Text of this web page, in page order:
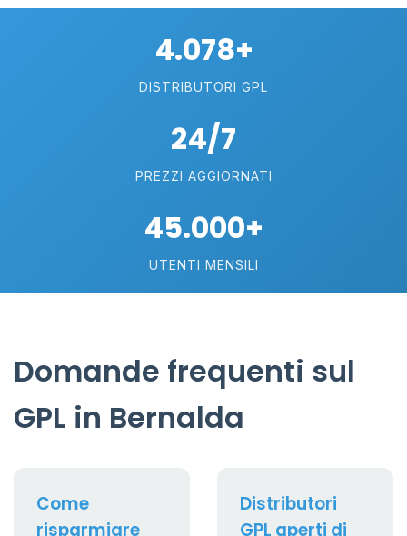
4.078+
DISTRIBUTORI GPL
24/7
PREZZI AGGIORNATI
45.000+
UTENTI MENSILI
Domande frequenti sul
GPL in Bernalda
Come
risparmiare
Distributori
GPL aperti di